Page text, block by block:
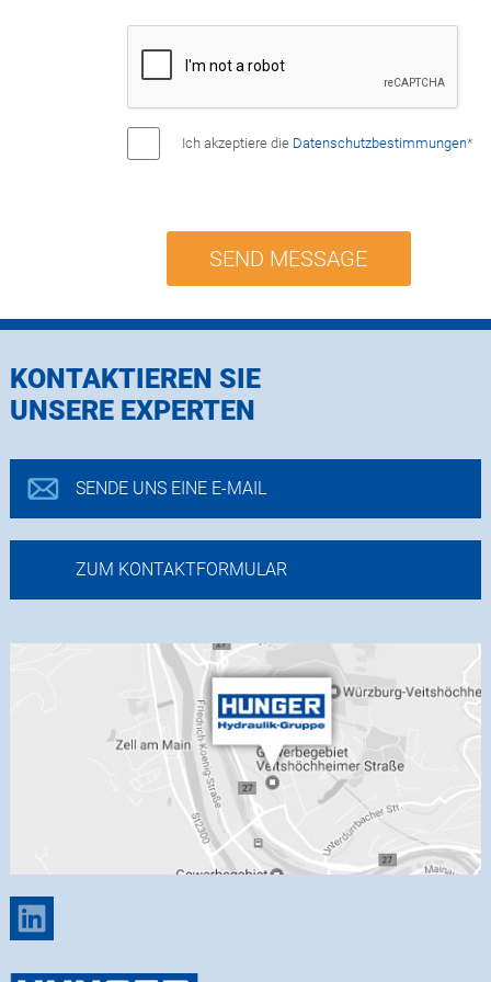
Ich akzeptiere die Datenschutzbestimmungen*
SEND MESSAGE
KONTAKTIEREN SIE
UNSERE EXPERTEN
SENDE UNS EINE E-MAIL
ZUM KONTAKTFORMULAR